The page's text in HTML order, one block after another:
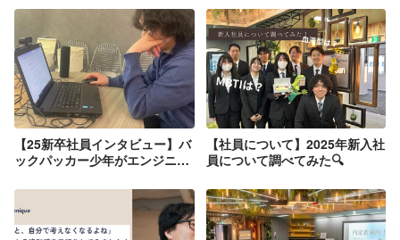
【25新卒社員インタビュー】バ
ックパッカー少年がエンジニア
に迫る
【社員について】2025年新入社
員について調べてみた🔍